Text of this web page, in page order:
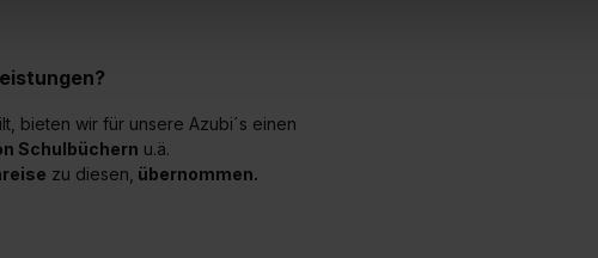
zur Übermittlung deiner Daten in die USA (Art. 49 Abs. 1 S. 1 lit. a)
ganz oder teilweise über unsere Datenschutzerklärung unter
Weitere Informationen zu den einzelnen Cookies findest du
bieten wir für unsere Azubi´s einen
Schulbüchern u.ä.
zu diesen, übernommen.